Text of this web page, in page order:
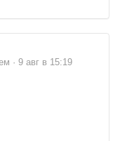
· 9 авг в 15:19